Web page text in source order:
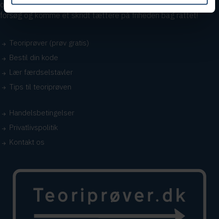
overskueligt at blive klar, så du kan klare teoriprøven i første
forsøg og komme et skridt tættere på friheden bag rattet!
Teoriprøver (prøv gratis)
Bestil din kode
Lær færdselstavler
Tips til teoriprøven
Handelsbetingelser
Privatlivspolitik
Kontakt os